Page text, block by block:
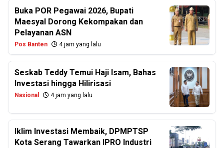
Buka POR Pegawai 2026, Bupati
Maesyal Dorong Kekompakan dan
Pelayanan ASN
Pos Banten 4 jam yang lalu
Seskab Teddy Temui Haji Isam, Bahas
Investasi hingga Hilirisasi
Nasional 4 jam yang lalu
Iklim Investasi Membaik, DPMPTSP
Kota Serang Tawarkan IPRO Industri